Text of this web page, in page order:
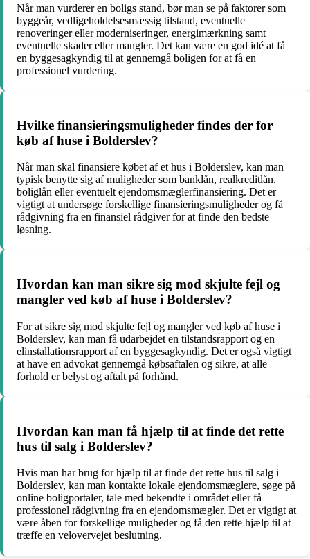
Når man vurderer en boligs stand, bør man se på faktorer som
byggeår, vedligeholdelsesmæssig tilstand, eventuelle
renoveringer eller moderniseringer, energimærkning samt
eventuelle skader eller mangler. Det kan være en god idé at få
en byggesagkyndig til at gennemgå boligen for at få en
professionel vurdering.
Hvilke finansieringsmuligheder findes der for
køb af huse i Bolderslev?
Når man skal finansiere købet af et hus i Bolderslev, kan man
typisk benytte sig af muligheder som banklån, realkreditlån,
boliglån eller eventuelt ejendomsmæglerfinansiering. Det er
vigtigt at undersøge forskellige finansieringsmuligheder og få
rådgivning fra en finansiel rådgiver for at finde den bedste
løsning.
Hvordan kan man sikre sig mod skjulte fejl og
mangler ved køb af huse i Bolderslev?
For at sikre sig mod skjulte fejl og mangler ved køb af huse i
Bolderslev, kan man få udarbejdet en tilstandsrapport og en
elinstallationsrapport af en byggesagkyndig. Det er også vigtigt
at have en advokat gennemgå købsaftalen og sikre, at alle
forhold er belyst og aftalt på forhånd.
Hvordan kan man få hjælp til at finde det rette
hus til salg i Bolderslev?
Hvis man har brug for hjælp til at finde det rette hus til salg i
Bolderslev, kan man kontakte lokale ejendomsmæglere, søge på
online boligportaler, tale med bekendte i området eller få
professionel rådgivning fra en ejendomsmægler. Det er vigtigt at
være åben for forskellige muligheder og få den rette hjælp til at
træffe en velovervejet beslutning.